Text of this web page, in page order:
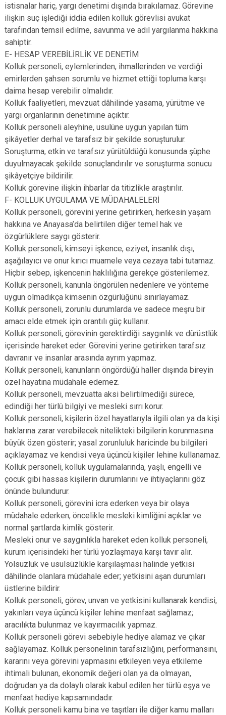
istisnalar hariç, yargı denetimi dışında bırakılamaz. Görevine
ilişkin suç işlediği iddia edilen kolluk görevlisi avukat
tarafından temsil edilme, savunma ve adil yargılanma hakkına
sahiptir.
E- HESAP VEREBİLİRLİK VE DENETİM
Kolluk personeli, eylemlerinden, ihmallerinden ve verdiği
emirlerden şahsen sorumlu ve hizmet ettiği topluma karşı
daima hesap verebilir olmalıdır.
Kolluk faaliyetleri, mevzuat dâhilinde yasama, yürütme ve
yargı organlarının denetimine açıktır.
Kolluk personeli aleyhine, usulüne uygun yapılan tüm
şikâyetler derhal ve tarafsız bir şekilde soruşturulur.
Soruşturma, etkin ve tarafsız yürütüldüğü konusunda şüphe
duyulmayacak şekilde sonuçlandırılır ve soruşturma sonucu
şikâyetçiye bildirilir.
Kolluk görevine ilişkin ihbarlar da titizlikle araştırılır.
F- KOLLUK UYGULAMA VE MÜDAHALELERİ
Kolluk personeli, görevini yerine getirirken, herkesin yaşam
hakkına ve Anayasa’da belirtilen diğer temel hak ve
özgürlüklere saygı gösterir.
Kolluk personeli, kimseyi işkence, eziyet, insanlık dışı,
aşağılayıcı ve onur kırıcı muamele veya cezaya tabi tutamaz.
Hiçbir sebep, işkencenin haklılığına gerekçe gösterilemez.
Kolluk personeli, kanunla öngörülen nedenlere ve yönteme
uygun olmadıkça kimsenin özgürlüğünü sınırlayamaz.
Kolluk personeli, zorunlu durumlarda ve sadece meşru bir
amacı elde etmek için orantılı güç kullanır.
Kolluk personeli, görevinin gerektirdiği saygınlık ve dürüstlük
içerisinde hareket eder. Görevini yerine getirirken tarafsız
davranır ve insanlar arasında ayrım yapmaz.
Kolluk personeli, kanunların öngördüğü haller dışında bireyin
özel hayatına müdahale edemez.
Kolluk personeli, mevzuatta aksi belirtilmediği sürece,
edindiği her türlü bilgiyi ve mesleki sırrı korur.
Kolluk personeli, kişilerin özel hayatlarıyla ilgili olan ya da kişi
haklarına zarar verebilecek nitelikteki bilgilerin korunmasına
büyük özen gösterir; yasal zorunluluk haricinde bu bilgileri
açıklayamaz ve kendisi veya üçüncü kişiler lehine kullanamaz.
Kolluk personeli, kolluk uygulamalarında, yaşlı, engelli ve
çocuk gibi hassas kişilerin durumlarını ve ihtiyaçlarını göz
önünde bulundurur.
Kolluk personeli, görevini icra ederken veya bir olaya
müdahale ederken, öncelikle mesleki kimliğini açıklar ve
normal şartlarda kimlik gösterir.
Mesleki onur ve saygınlıkla hareket eden kolluk personeli,
kurum içerisindeki her türlü yozlaşmaya karşı tavır alır.
Yolsuzluk ve usulsüzlükle karşılaşması halinde yetkisi
dâhilinde olanlara müdahale eder; yetkisini aşan durumları
üstlerine bildirir.
Kolluk personeli, görev, unvan ve yetkisini kullanarak kendisi,
yakınları veya üçüncü kişiler lehine menfaat sağlamaz;
aracılıkta bulunmaz ve kayırmacılık yapmaz.
Kolluk personeli görevi sebebiyle hediye alamaz ve çıkar
sağlayamaz. Kolluk personelinin tarafsızlığını, performansını,
kararını veya görevini yapmasını etkileyen veya etkileme
ihtimali bulunan, ekonomik değeri olan ya da olmayan,
doğrudan ya da dolaylı olarak kabul edilen her türlü eşya ve
menfaat hediye kapsamındadır.
Kolluk personeli kamu bina ve taşıtları ile diğer kamu malları